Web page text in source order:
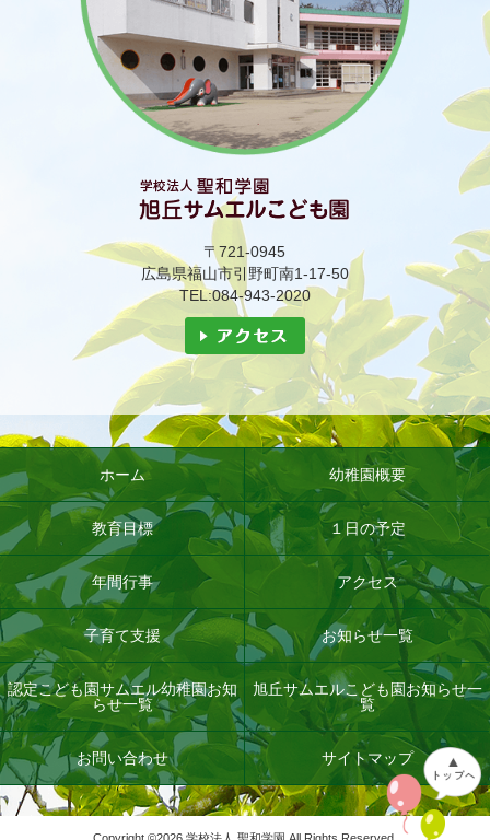
〒721-0945
広島県福山市引野町南1-17-50
TEL:084-943-2020
ホーム 幼稚園概要
教育目標 １日の予定
年間行事 アクセス
子育て支援 お知らせ一覧
認定こども園サムエル幼稚園お知
らせ一覧
旭丘サムエルこども園お知らせ一
覧
お問い合わせ サイトマップ